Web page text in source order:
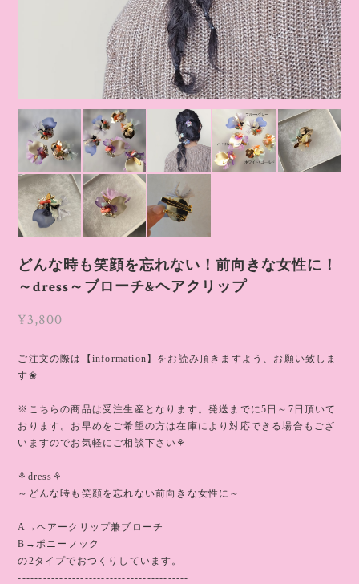
どんな時も笑顔を忘れない！前向きな女性に！
～dress～ブローチ&ヘアクリップ
¥3,800
ご注文の際は【information】をお読み頂きますよう、お願い致しま
す❀
※こちらの商品は受注生産となります。発送までに5日～7日頂いて
おります。お早めをご希望の方は在庫により対応できる場合もござ
いますのでお気軽にご相談下さい⚘
⚘dress⚘
～どんな時も笑顔を忘れない前向きな女性に～
A→ヘアークリップ兼ブローチ
B→ポニーフック
の2タイプでおつくりしています。
-----------------------------------------